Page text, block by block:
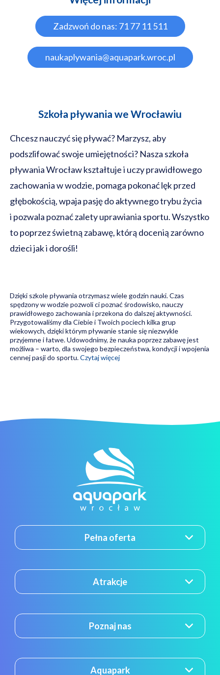
Zadzwoń do nas: 71 77 11 511
naukaplywania@aquapark.wroc.pl
Szkoła pływania we Wrocławiu
Chcesz nauczyć się pływać? Marzysz, aby
podszlifować swoje umiejętności? Nasza szkoła
pływania Wrocław kształtuje i uczy prawidłowego
zachowania w wodzie, pomaga pokonać lęk przed
głębokością, wpaja pasję do aktywnego trybu życia
i pozwala poznać zalety uprawiania sportu. Wszystko
to poprzez świetną zabawę, którą docenią zarówno
dzieci jak i dorośli!
Dzięki szkole pływania otrzymasz wiele godzin nauki. Czas
spędzony w wodzie pozwoli ci poznać środowisko, nauczy
prawidłowego zachowania i przekona do dalszej aktywności.
Przygotowaliśmy dla Ciebie i Twoich pociech kilka grup
wiekowych, dzięki którym pływanie stanie się niezwykle
przyjemne i łatwe. Udowodnimy, że nauka poprzez zabawę jest
możliwa – warto, dla swojego bezpieczeństwa, kondycji i wpojenia
cennej pasji do sportu.Czytaj więcej
Pełna oferta
Atrakcje
Poznaj nas
Aquapark